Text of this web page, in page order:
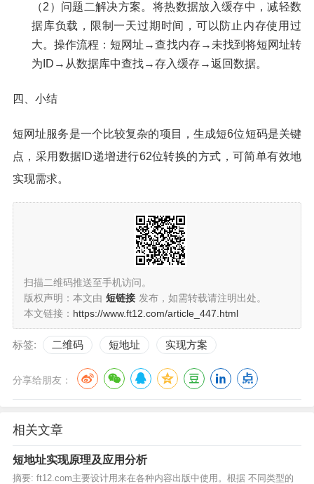
（2）问题二解决方案。将热数据放入缓存中，减轻数
据库负载，限制一天过期时间，可以防止内存使用过
大。操作流程：短网址→查找内存→未找到将短网址转
为ID→从数据库中查找→存入缓存→返回数据。
四、小结
短网址服务是一个比较复杂的项目，生成短6位短码是关键
点，采用数据ID递增进行62位转换的方式，可简单有效地
实现需求。
扫描二维码推送至手机访问。
版权声明：本文由 短链接 发布，如需转载请注明出处。
本文链接： https://www.ft12.com/article_447.html
标签: 二维码 短地址 实现方案
分享给朋友：
相关文章
短地址实现原理及应用分析
摘要: ft12.com主要设计用来在各种内容出版中使用。根据 不同类型的